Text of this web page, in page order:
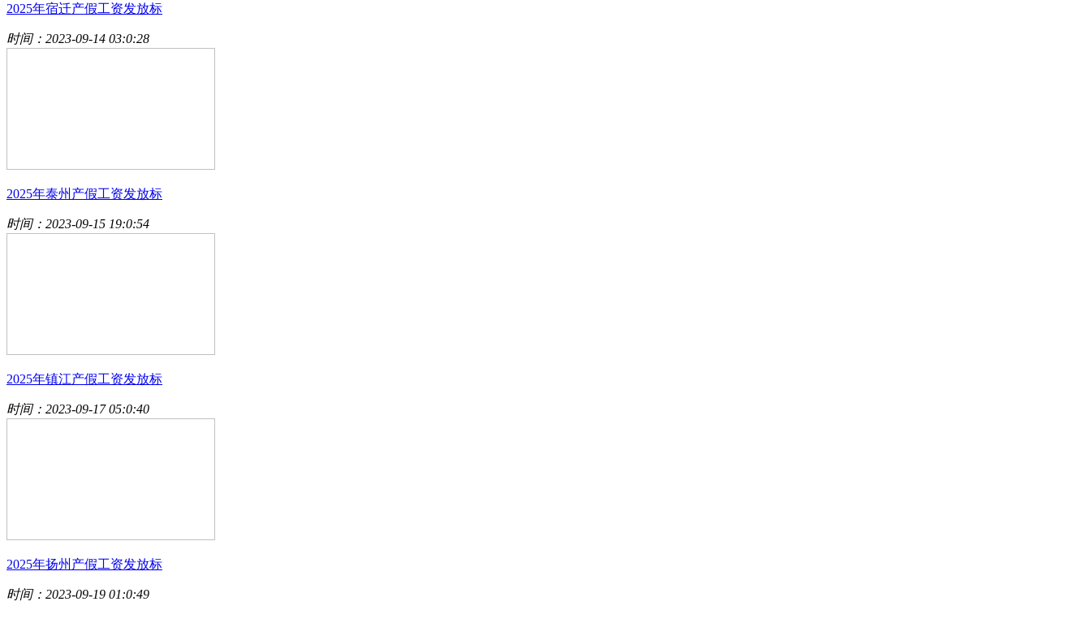
2025年宿迁产假工资发放标
时间：2023-09-14 03:0:28
2025年泰州产假工资发放标
时间：2023-09-15 19:0:54
2025年镇江产假工资发放标
时间：2023-09-17 05:0:40
2025年扬州产假工资发放标
时间：2023-09-19 01:0:49